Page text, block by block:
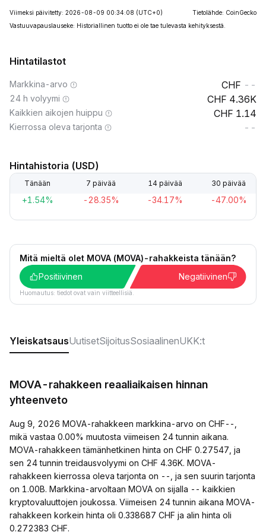
Viimeksi päivitetty: 2026-08-09 00:34:08 (UTC+0)
Tietolähde: CoinGecko
Vastuuvapauslauseke: Historiallinen tuotto ei ole tae tulevasta kehityksestä.
Hintatilastot
Markkina-arvo --
24 h volyymi 4.36K
Kaikkien aikojen huippu 1.14
Kierrossa oleva tarjonta --
Hintahistoria (USD)
Tänään 7 päivää 14 päivää 30 päivää
+1.54% -28.35% -34.17% -47.00%
Mitä mieltä olet MOVA (MOVA)-rahakkeista tänään?
Positiivinen
Negatiivinen
Huomautus: tiedot ovat vain viitteellisiä.
YleiskatsausUutisetSijoitusSosiaalinenUKK:t
MOVA-rahakkeen reaaliaikaisen hinnan
yhteenveto
Aug 9, 2026 MOVA-rahakkeen markkina-arvo on CHF--,
mikä vastaa 0.00% muutosta viimeisen 24 tunnin aikana.
MOVA-rahakkeen tämänhetkinen hinta on CHF 0.27547, ja
sen 24 tunnin treidausvolyymi on CHF 4.36K. MOVA-
rahakkeen kierrossa oleva tarjonta on --, ja sen suurin tarjonta
on 1.00B. Markkina-arvoltaan MOVA on sijalla -- kaikkien
kryptovaluuttojen joukossa. Viimeisen 24 tunnin aikana MOVA-
rahakkeen korkein hinta oli 0.338687 CHF ja alin hinta oli
0.272383 CHF.